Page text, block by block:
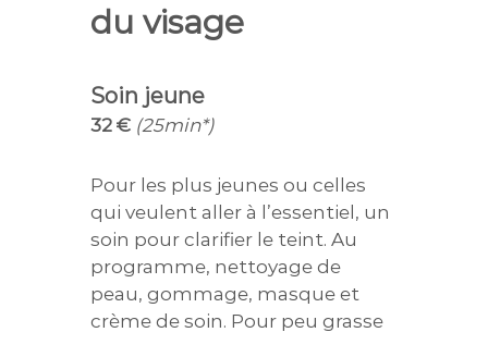
du visage
Soin jeune
32 € (25min*)
Pour les plus jeunes ou celles
qui veulent aller à l’essentiel, un
soin pour clarifier le teint. Au
programme, nettoyage de
peau, gommage, masque et
crème de soin. Pour peu grasse